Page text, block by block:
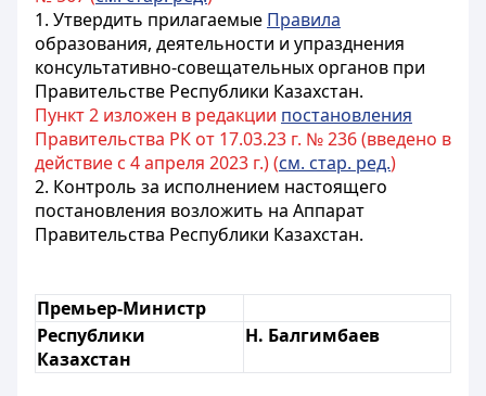
1. Утвердить прилагаемые Правила
образования, деятельности и упразднения
консультативно-совещательных органов при
Правительстве Республики Казахстан.
Пункт 2 изложен в редакции постановления
Правительства РК от 17.03.23 г. № 236 (введено в
действие с 4 апреля 2023 г.) (см. стар. ред.)
2. Контроль за исполнением настоящего
постановления возложить на Аппарат
Правительства Республики Казахстан.
Премьер-Министр
Республики
Казахстан
Н. Балгимбаев